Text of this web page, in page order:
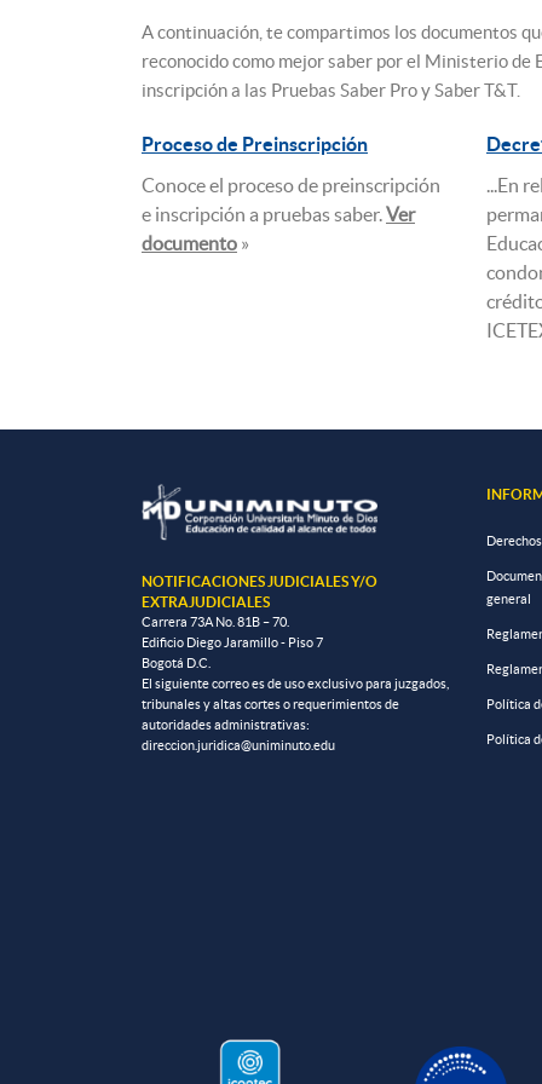
A continuación, te compartimos los documentos
reconocido como mejor saber por el Ministerio
inscripción a las Pruebas Saber Pro y Saber T&T.
Proceso de Preinscripción
Conoce el proceso de preinscripción
e inscripción a pruebas saber.Ver
documento »
...En
NOTIFICACIONES JUDICIALES Y/O
EXTRAJUDICIALES
Carrera 73A No. 81B – 70.
Edificio Diego Jaramillo - Piso 7
Bogotá D.C.
El siguiente correo es de uso exclusivo para juzgados,
tribunales y altas cortes o requerimientos de
autoridades administrativas:
direccion.juridica@uniminuto.edu
general
Política
Política